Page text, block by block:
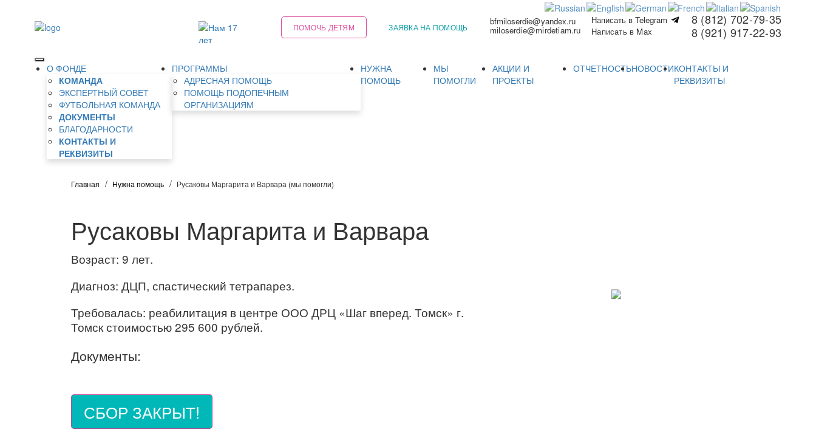
ПОМОЧЬ ДЕТЯМ ЗАЯВКА НА ПОМОЩЬ bfmiloserdie@yandex.ru
miloserdie@mirdetiam.ru
Написать в Telegram
Написать в Max
8 (812) 702-79-35
8 (921) 917-22-93
О ФОНДЕ
КОМАНДА
ЭКСПЕРТНЫЙ СОВЕТ
ФУТБОЛЬНАЯ КОМАНДА
ДОКУМЕНТЫ
БЛАГОДАРНОСТИ
КОНТАКТЫ И
РЕКВИЗИТЫ
ПРОГРАММЫ
АДРЕСНАЯ ПОМОЩЬ
ПОМОЩЬ ПОДОПЕЧНЫМ
ОРГАНИЗАЦИЯМ
НУЖНА
ПОМОЩЬ
МЫ
ПОМОГЛИ
АКЦИИ И
ПРОЕКТЫ
ОТЧЕТНОСТЬНОВОСТИКОНТАКТЫ И
РЕКВИЗИТЫ
Главная Нужна помощь Русаковы Маргарита и Варвара (мы помогли)
Русаковы Маргарита и Варвара
Возраст: 9 лет.
Диагноз: ДЦП, спастический тетрапарез.
Требовалась: реабилитация в центре ООО ДРЦ «Шаг вперед. Томск» г.
Томск стоимостью 295 600 рублей.
Документы:
СБОР ЗАКРЫТ!